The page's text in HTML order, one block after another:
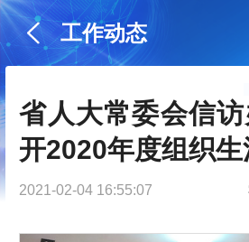
工作动态
省人大常委会信
开2020年度组织
2021-02-04 16:55:07